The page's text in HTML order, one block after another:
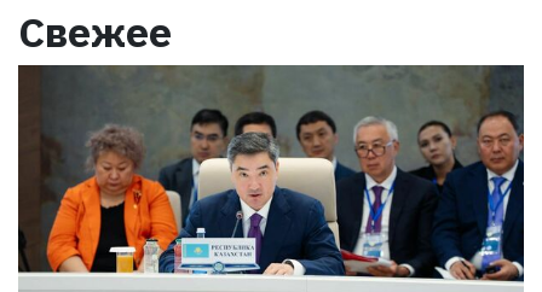
Свежее